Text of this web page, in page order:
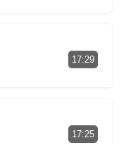
17:29
17:25